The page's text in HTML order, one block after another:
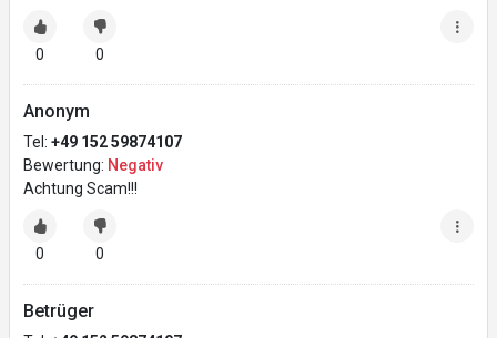
0 0
Anonym
Tel: +49 152 59874107
Bewertung: Negativ
Achtung Scam!!!
0 0
Betrüger